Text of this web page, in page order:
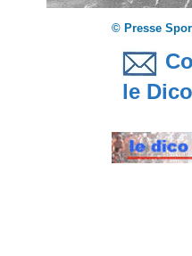
© Presse
le